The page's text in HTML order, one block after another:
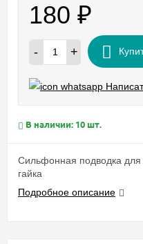
180 ₽
- +
В наличии: 10 шт.
Сильфонная подводка для
гайка
Подробное описание